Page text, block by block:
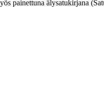
painettuna älysatukirjana